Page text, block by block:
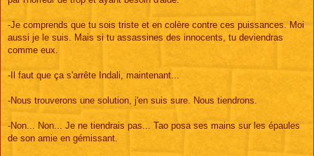
-Je comprends que tu sois triste et en colère contre ces puissances. Moi
aussi je le suis. Mais si tu assassines des innocents, tu deviendras
comme eux.
-Il faut que ça s'arrête Indali, maintenant...
-Nous trouverons une solution, j'en suis sure. Nous tiendrons.
-Non... Non... Je ne tiendrais pas... Tao posa ses mains sur les épaules
de son amie en gémissant.